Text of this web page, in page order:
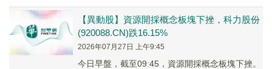
【異動股】資源開採概念板塊下挫，科力股份
(920088.CN)跌16.15%
2026年07月27日 上午9:45
今日早盤，截至09:45，資源開採概念板塊下挫。